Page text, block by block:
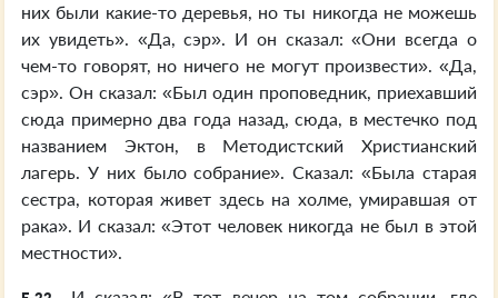
них были какие-то деревья, но ты никогда не можешь
их увидеть». «Да, сэр». И он сказал: «Они всегда о
чем-то говорят, но ничего не могут произвести». «Да,
сэр». Он сказал: «Был один проповедник, приехавший
сюда примерно два года назад, сюда, в местечко под
названием Эктон, в Методистский Христианский
лагерь. У них было собрание». Сказал: «Была старая
сестра, которая живет здесь на холме, умиравшая от
рака». И сказал: «Этот человек никогда не был в этой
местности».